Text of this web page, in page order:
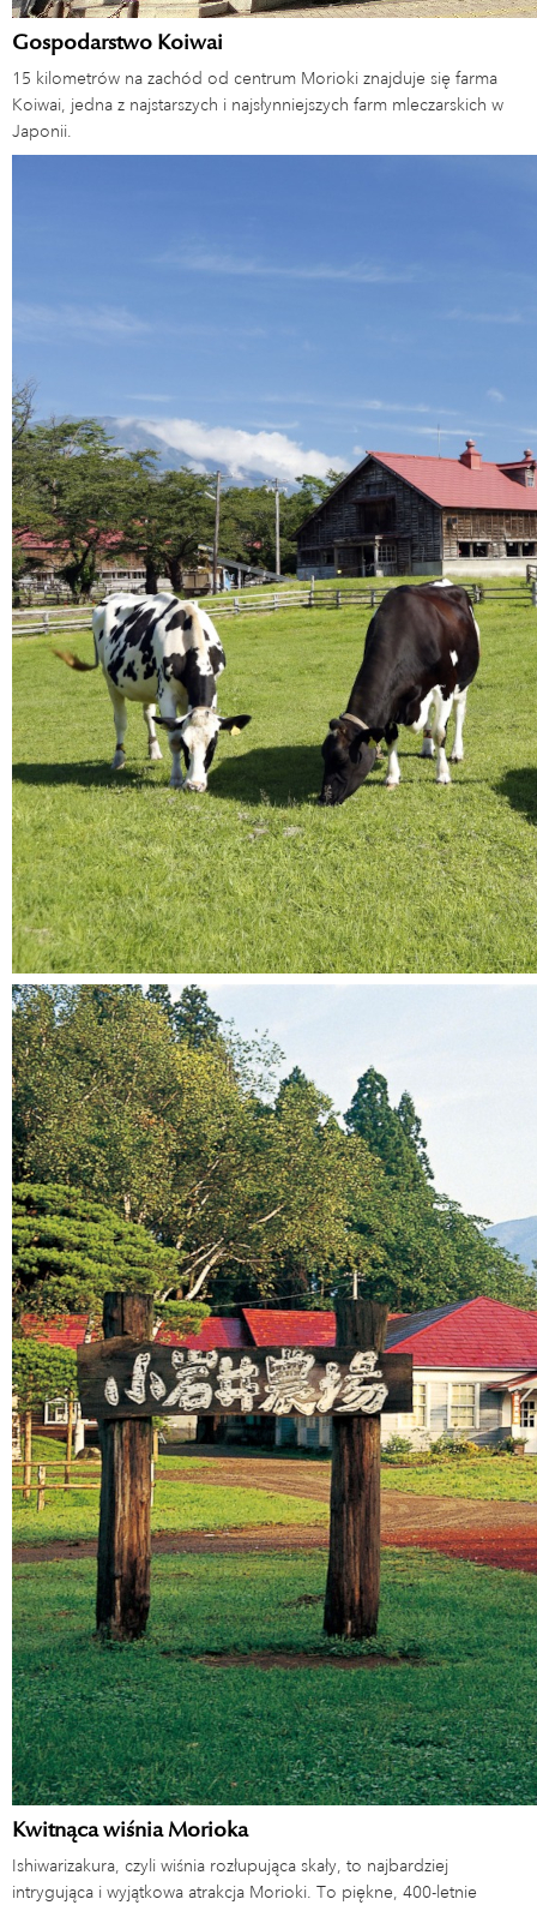
Gospodarstwo Koiwai
15 kilometrów na zachód od centrum Morioki znajduje się farma
Koiwai, jedna z najstarszych i najsłynniejszych farm mleczarskich w
Japonii.
Kwitnąca wiśnia Morioka
Ishiwarizakura, czyli wiśnia rozłupująca skały, to najbardziej
intrygująca i wyjątkowa atrakcja Morioki. To piękne, 400-letnie